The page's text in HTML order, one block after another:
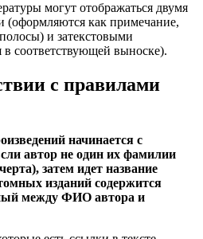
могут отображаться двумя
(оформляются как примечание,
и затекстовыми
соответствующей выноске).
с правилами
начинается с
автор не один их фамилии
затем идет название
изданий содержится
между ФИО автора и